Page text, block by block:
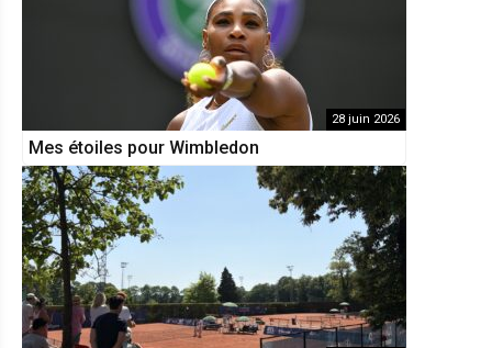
28 juin 2026
Mes étoiles pour Wimbledon